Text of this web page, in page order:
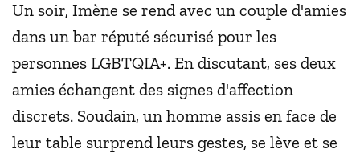
Un soir, Imène se rend avec un couple d'amies
dans un bar réputé sécurisé pour les
personnes LGBTQIA+. En discutant, ses deux
amies échangent des signes d'affection
discrets. Soudain, un homme assis en face de
leur table surprend leurs gestes, se lève et se